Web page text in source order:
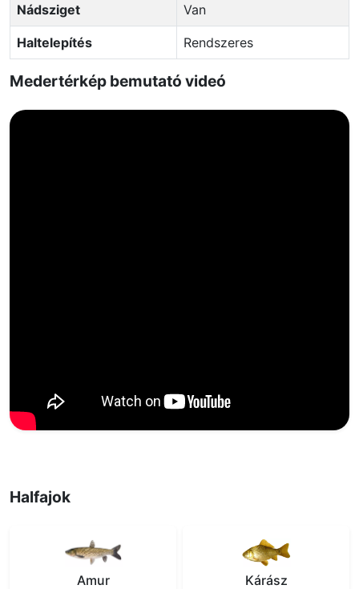
Nádsziget Van
Haltelepítés Rendszeres
Medertérkép bemutató videó
Halfajok
Amur Kárász